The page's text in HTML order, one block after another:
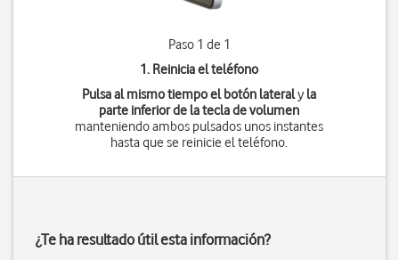
Paso 1 de 1
1. Reinicia el teléfono
Pulsa al mismo tiempoel botón lateraly la
parte inferior de la tecla de volumen
manteniendo ambos pulsados unos instantes
hasta que se reinicie el teléfono.
¿Te ha resultado útil esta información?